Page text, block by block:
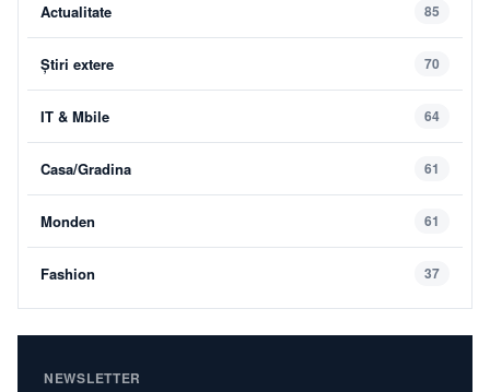
Actualitate 85
Știri extere 70
IT & Mbile 64
Casa/Gradina 61
Monden 61
Fashion 37
NEWSLETTER